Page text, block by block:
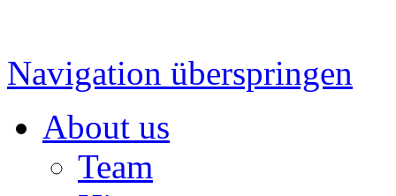
Navigation überspringen
About us
Team